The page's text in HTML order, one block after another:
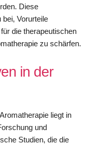
Diese
Vorurteile
die therapeutischen
zu schärfen.
in der
liegt in
und
Studien, die die